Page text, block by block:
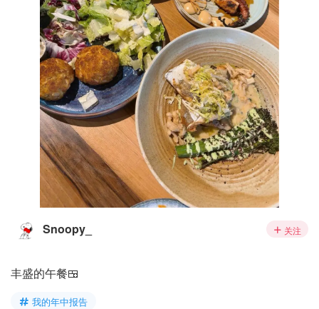
Snoopy_ 关注
丰盛的午餐🍱
我的年中报告